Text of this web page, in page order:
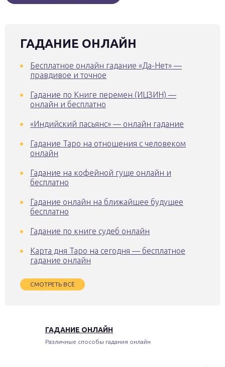
ГАДАНИЕ ОНЛАЙН
Бесплатное онлайн гадание «Да-Нет» —
правдивое и точное
Гадание по Книге перемен (ИЦЗИН) —
онлайн и бесплатно
«Индийский пасьянс» — онлайн гадание
Гадание Таро на отношения с человеком
онлайн
Гадание на кофейной гуще онлайн и
бесплатно
Гадание онлайн на ближайшее будущее
бесплатно
Гадание по книге судеб онлайн
Карта дня Таро на сегодня — бесплатное
гадание онлайн
СМОТРЕТЬ ВСЁ
ГАДАНИЕ ОНЛАЙН
Различные способы гадания онлайн